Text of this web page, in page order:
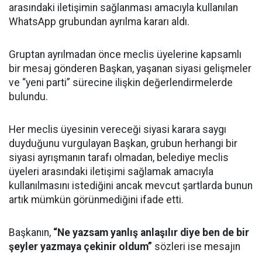
arasındaki iletişimin sağlanması amacıyla kullanılan
WhatsApp grubundan ayrılma kararı aldı.
Gruptan ayrılmadan önce meclis üyelerine kapsamlı
bir mesaj gönderen Başkan, yaşanan siyasi gelişmeler
ve “yeni parti” sürecine ilişkin değerlendirmelerde
bulundu.
Her meclis üyesinin vereceği siyasi karara saygı
duyduğunu vurgulayan Başkan, grubun herhangi bir
siyasi ayrışmanın tarafı olmadan, belediye meclis
üyeleri arasındaki iletişimi sağlamak amacıyla
kullanılmasını istediğini ancak mevcut şartlarda bunun
artık mümkün görünmediğini ifade etti.
Başkanın, “Ne yazsam yanlış anlaşılır diye ben de bir
şeyler yazmaya çekinir oldum” sözleri ise mesajın